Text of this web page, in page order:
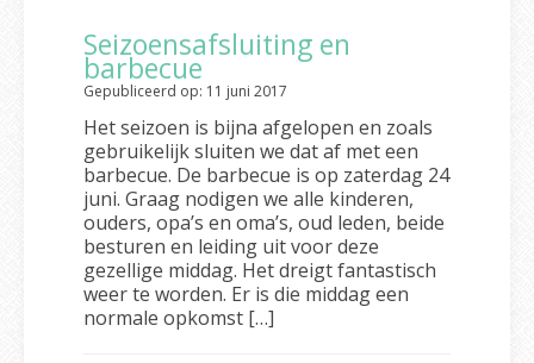
Seizoensafsluiting en
barbecue
Gepubliceerd op: 11 juni 2017
Het seizoen is bijna afgelopen en zoals
gebruikelijk sluiten we dat af met een
barbecue. De barbecue is op zaterdag 24
juni. Graag nodigen we alle kinderen,
ouders, opa’s en oma’s, oud leden, beide
besturen en leiding uit voor deze
gezellige middag. Het dreigt fantastisch
weer te worden. Er is die middag een
normale opkomst […]